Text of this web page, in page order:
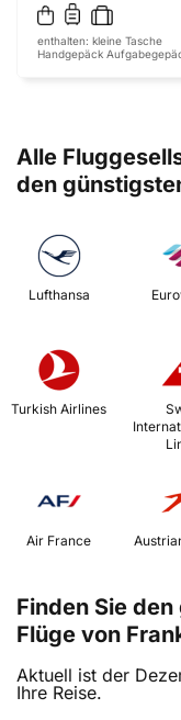
enthalten: kleine Tasche
Handgepäck
Alle
den
Lufthansa
Turkish Airlines
Air France
Finden Sie
Flüge von
Aktuell ist der
Ihre Reise.